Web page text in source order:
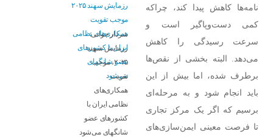
نامه‌ها کاهش پیدا کند، چراکه
کمی دست‌وپاگیر است و
سرعت رسیدگی را کاهش
می‌دهد. البته بخشی از نقص‌ها
برطرف شده، اما بیش از این
باید انجام شود و به مرحله‌ای
برسیم که اگر یک مرکز تجاری
تا فرصت معینی ایمن‌سازی‌های
سردار جوانی:
رزمایش سهند
۲۰۲۵، موجب
تقویت
همکاری‌های
نظامی ایران با
کشور‌های عضو
شانگهای می‌شود